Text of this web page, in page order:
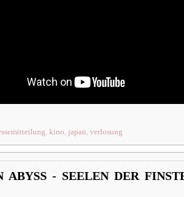
, kino, japan, verlosung
ABYSS - SEELEN DER